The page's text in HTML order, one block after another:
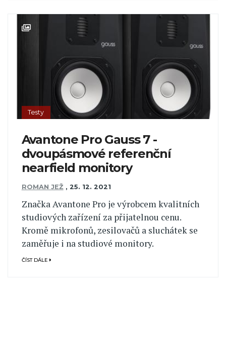
Testy
Avantone Pro Gauss 7 -
dvoupásmové referenční
nearfield monitory
ROMAN JEŽ , 25. 12. 2021
Značka Avantone Pro je výrobcem kvalitních
studiových zařízení za přijatelnou cenu.
Kromě mikrofonů, zesilovačů a sluchátek se
zaměřuje i na studiové monitory.
ČÍST DÁLE